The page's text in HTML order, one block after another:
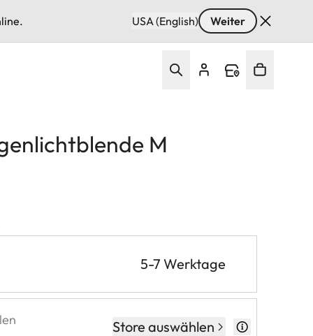
USA (English) Weiter
M
5-7 Werktage
Store auswählen